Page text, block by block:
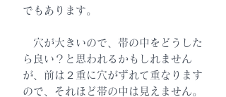
でもあります。
穴が大きいので、帯の中をどうした
ら良い？と思われるかもしれません
が、前は２重に穴がずれて重なります
ので、それほど帯の中は見えません。